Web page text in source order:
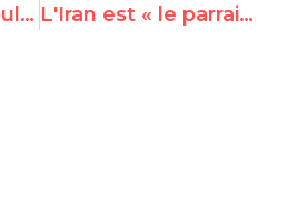
Pétition pour expulser l'Arabie saoudite du Conseil des Droits de l'Homme L'Iran est « le parrain étatique du terrorisme » tel qu'il a été rapporté par 11 pays arabes à l’ONU